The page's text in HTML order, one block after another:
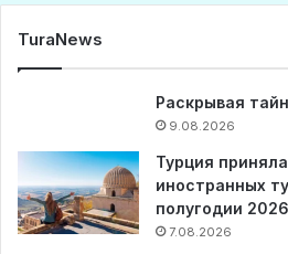
TuraNews
Раскрывая
9.08.2026
Турция
иностранных
полугодии
7.08.2026